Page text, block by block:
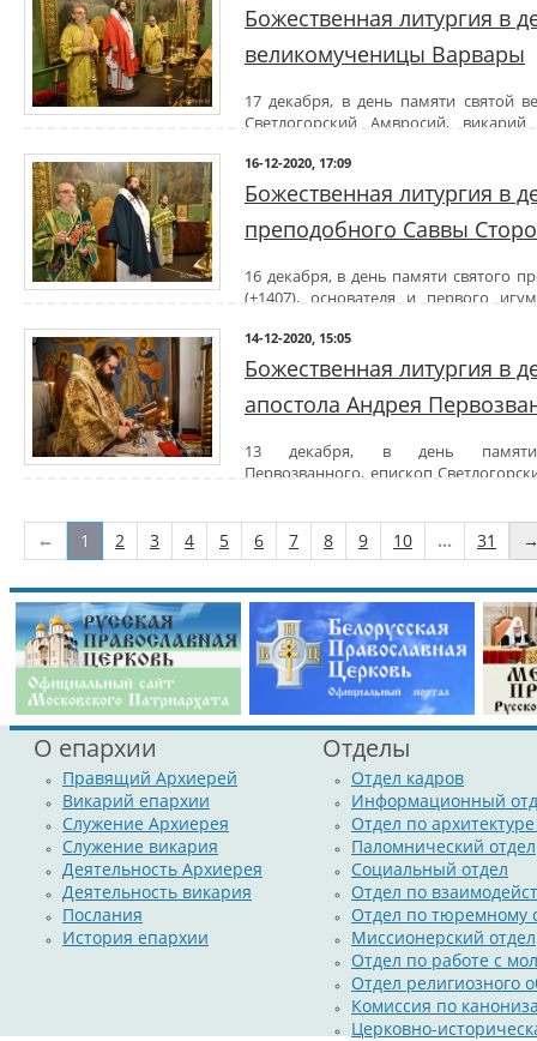
духовенство и прихожан с престольным праздником,
Таин и преподал всем архипастырское благословение.
Архипастыри также посетили монастырский некрополь,
приснопамятного архиепископа Аристарха (Станкевича) (+2012).
Его Преосвященству сослужили братия Никольской обители в
Божественная литургия в
великомученицы Варвары
17 декабря, в день памяти святой
Светлогорский Амвросий,
Его Преосвященству сослужили братия Никольской обители в
16-12-2020, 17:09
Божественная литургия в
преподобного Саввы
16 декабря, в день памяти святого
(+1407), основателя и первого
совершил Божественную литургию в Никольском мужском
Его Преосвященству сослужили архимандрит Савва
священном сане.
По окончании богослужения владыка тепло поздравил
Прихожане присоединились к поздравлениям.
14-12-2020, 15:05
Божественная литургия в
апостола Андрея
13 декабря, в день памяти
Первозванного, епископ
Его Преосвященству сослужили настоятель Андреевского
Во время богослужения владыка молился о мире и
прекращении распространения пандемии.
По окончании Литургии епископ поздравил всех с
слова владыка сказал тезоименитому настоятелю о. Андрею,
← 1 2 3 4 5 6 7 8 9 10 ... 31
О епархии
Правящий Архиерей
Викарий епархии
Служение Архиерея
Служение викария
Деятельность Архиерея
Деятельность викария
Послания
История епархии
Отделы
Отдел кадров
Информационный
Отдел по
Паломнический отдел
Социальный отдел
Отдел по
Отдел по тюремному
Миссионерский отдел
Отдел по работе с
Отдел религиозного
Комиссия по
Церковно-